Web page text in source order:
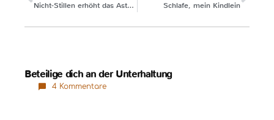
Nicht-Stillen erhöht das Asthma-Risiko Schlafe, mein Kindlein
Beteilige dich an der Unterhaltung
4 Kommentare